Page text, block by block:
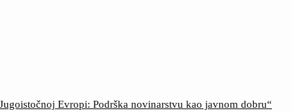
Evropi: Podrška novinarstvu kao javnom dobru“